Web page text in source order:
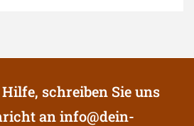
schreiben Sie uns
aninfo@dein-